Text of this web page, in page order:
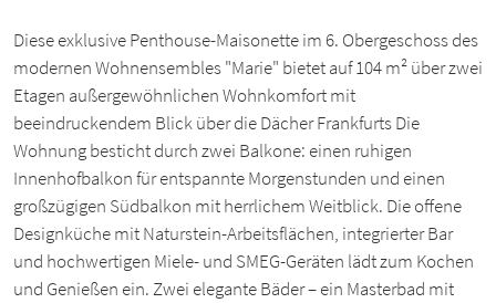
Diese exklusive Penthouse-Maisonette im 6. Obergeschoss des
modernen Wohnensembles "Marie" bietet auf 104 m² über zwei
Etagen außergewöhnlichen Wohnkomfort mit
beeindruckendem Blick über die Dächer Frankfurts Die
Wohnung besticht durch zwei Balkone: einen ruhigen
Innenhofbalkon für entspannte Morgenstunden und einen
großzügigen Südbalkon mit herrlichem Weitblick. Die offene
Designküche mit Naturstein-Arbeitsflächen, integrierter Bar
und hochwertigen Miele- und SMEG-Geräten lädt zum Kochen
und Genießen ein. Zwei elegante Bäder – ein Masterbad mit